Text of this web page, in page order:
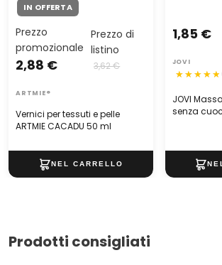
IN OFFERTA
Vernici per tessuti e pelle
ARTMIE CACADU 50 ml
Prezzo
promozionale
2,88 €
Prezzo di
listino
3,62 €
ARTMIE®
JOVI
senza
1,85 €
JOVI
Prodotti consigliati